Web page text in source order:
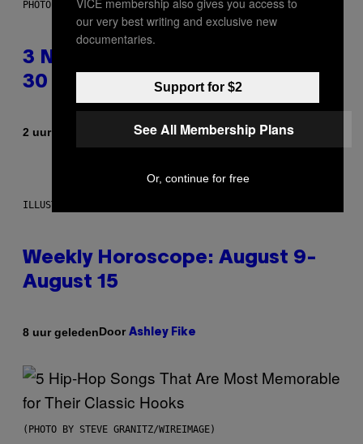
PHOTO BY TIM RONEY/GETTY IMAGES
3 No-Skip Pop Albums Turning
30 This Year
2 uur geleden Dan Milam
ILLUSTRATION BY REESA
Weekly Horoscope: August 9-
August 15
8 uur geledenDoor Ashley Fike
(PHOTO BY STEVE GRANITZ/WIREIMAGE)
VICE membership also gives you access to
our very best writing and exclusive new
documentaries.
Support for $2
See All Membership Plans
Or, continue for free